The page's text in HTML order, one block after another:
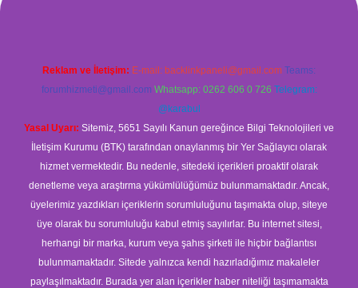
Reklam ve İletişim: E-mail: backlinkpaneli@gmail.com Teams:
forumhizmeti@gmail.com Whatsapp: 0262 606 0 726 Telegram:
@karabul
Yasal Uyarı: Sitemiz, 5651 Sayılı Kanun gereğince Bilgi Teknolojileri ve
İletişim Kurumu (BTK) tarafından onaylanmış bir Yer Sağlayıcı olarak
hizmet vermektedir. Bu nedenle, sitedeki içerikleri proaktif olarak
denetleme veya araştırma yükümlülüğümüz bulunmamaktadır. Ancak,
üyelerimiz yazdıkları içeriklerin sorumluluğunu taşımakta olup, siteye
üye olarak bu sorumluluğu kabul etmiş sayılırlar. Bu internet sitesi,
herhangi bir marka, kurum veya şahıs şirketi ile hiçbir bağlantısı
bulunmamaktadır. Sitede yalnızca kendi hazırladığımız makaleler
paylaşılmaktadır. Burada yer alan içerikler haber niteliği taşımamakta